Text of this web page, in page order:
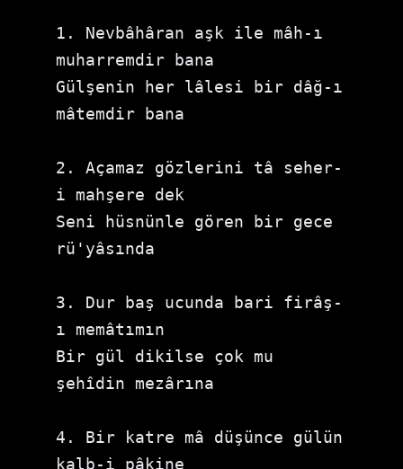
1. Nevbâhâran aşk ile mâh-ı
muharremdir bana
Gülşenin her lâlesi bir dâğ-ı
mâtemdir bana
2. Açamaz gözlerini tâ seher-
i mahşere dek
Seni hüsnünle gören bir gece
rü'yâsında
3. Dur baş ucunda bari firâş-
ı memâtımın
Bir gül dikilse çok mu
şehîdin mezârına
4. Bir katre mâ düşünce gülün
kalb-i pâkine